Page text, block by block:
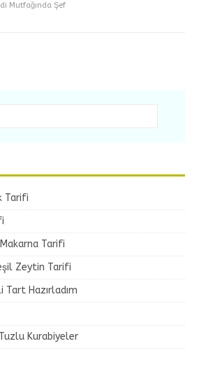
Mutfağında Şef
Tarifi
Tarifi
Zeytin Tarifi
Tart Hazırladım
Kurabiyeler